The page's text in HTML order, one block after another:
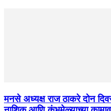
मनसे अध्यक्ष राज ठाकरे दोन